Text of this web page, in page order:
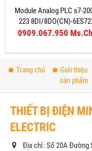
Module Analog PLC s7-
223 8DI/8DO(CN)-
1PH22-0XA8
0909.067.950
Trang chủ Giới thiệu
sản phẩm
THIẾT BỊ ĐIỆN
ELECTRIC
Địa chỉ: Số 20A Đường